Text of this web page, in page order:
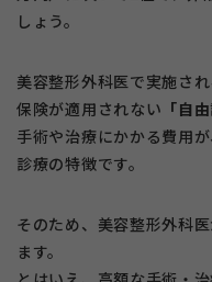
しょう。
美容整形外科医で実施され
保険が適用されない 「自
手術や治療にかかる費用
診療の特徴です。
そのため、美容整形外科
ます。